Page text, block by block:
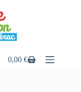
Panier
0,00€